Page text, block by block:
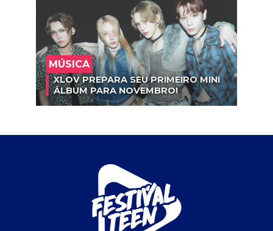
MÚSICA
XLOV PREPARA SEU PRIMEIRO MINI
ÁLBUM PARA NOVEMBRO!